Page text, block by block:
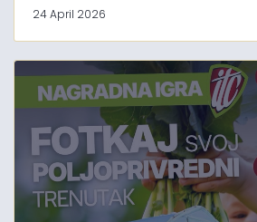
24 April 2026